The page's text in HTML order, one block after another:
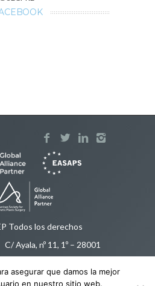
Todos los derechos
nº 11, 1º – 28001
35/ 616 92 78 34|
asegurar que damos la mejor
en nuestro sitio web.